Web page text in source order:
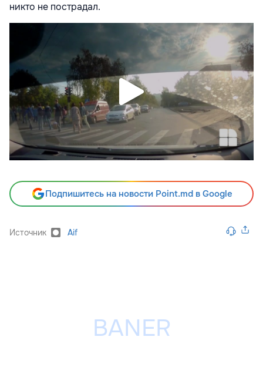
никто не пострадал.
Подпишитесь на новости Point.md в Google
Источник Aif